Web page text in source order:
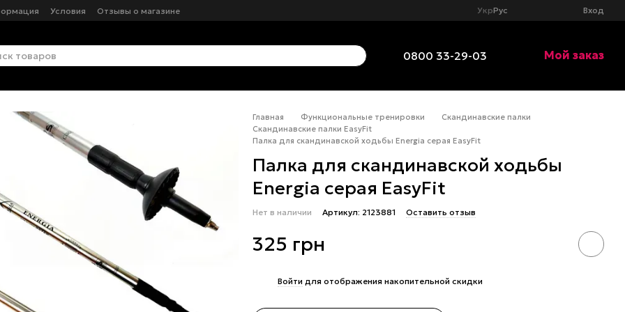
Условия Отзывы о магазине УкрРус Вход
0800 33-29-03 Мой заказ
Главная Функциональные тренировки
Скандинавские палки
Скандинавские палки EasyFit
Палка для скандинавской ходьбы Energia серая EasyFit
Палка для скандинавской ходьбы
Energia серая EasyFit
Нет в наличии Артикул: 2123881 Оставить отзыв
325 грн
Войти для отображения накопительной скидки